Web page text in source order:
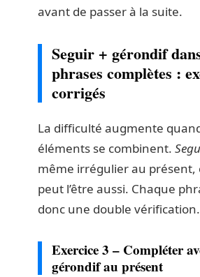
avant de passer à la suite.
Seguir + gérondif
phrases complètes :
corrigés
La difficulté augmente
éléments se combinent.
même irrégulier au présent,
peut l’être aussi. Chaque
donc une double vérification.
Exercice 3 – Compléter
gérondif au présent